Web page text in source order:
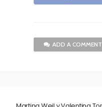
ADD A COMMENT